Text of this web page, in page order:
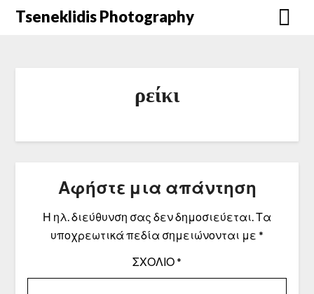
Μετάβαση
Tseneklidis Photography
ρείκι
Αφήστε μια απάντηση
Η ηλ. διεύθυνση σας δεν δημοσιεύεται.Τα
υποχρεωτικά πεδία σημειώνονται με *
ΣΧΌΛΙΟ*